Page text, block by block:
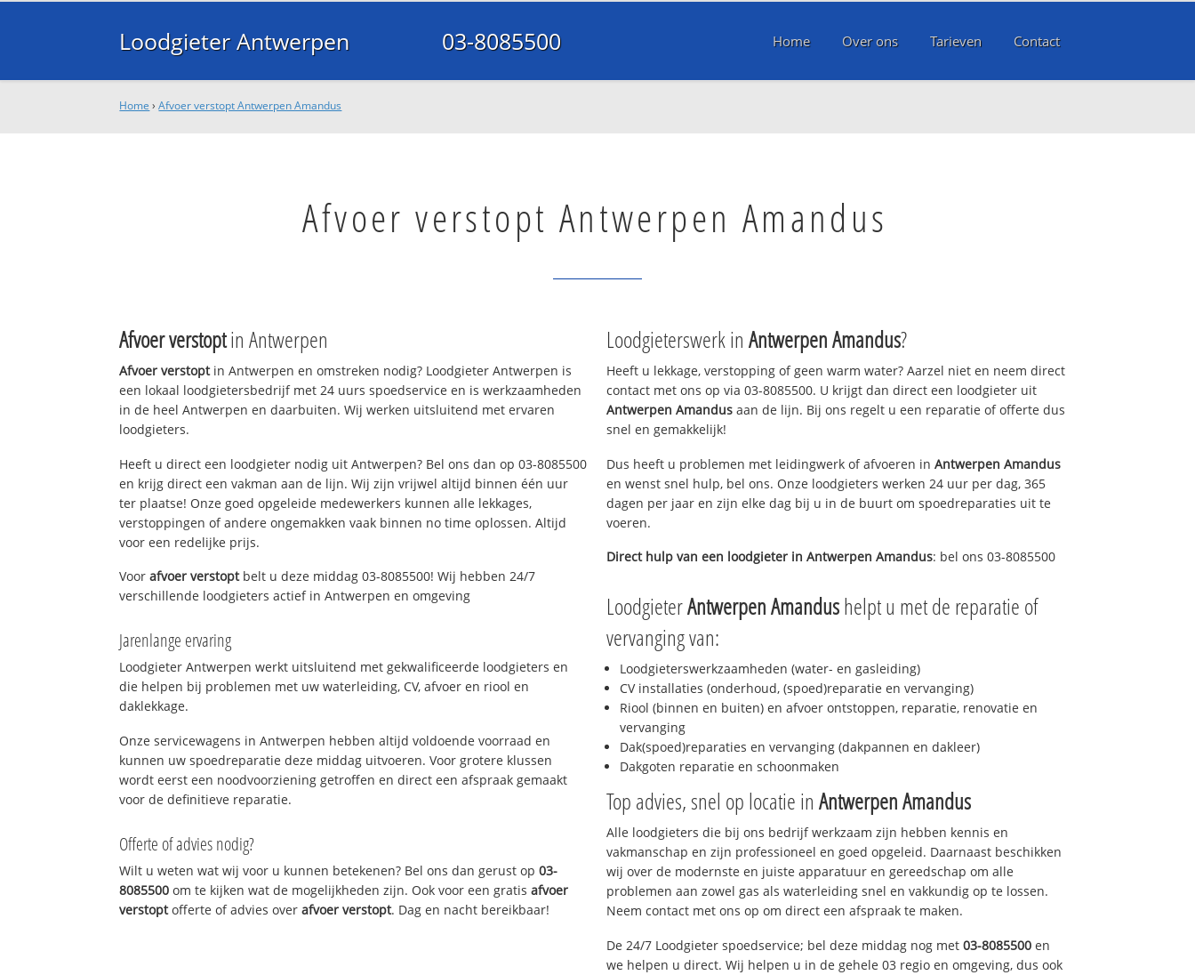
Loodgieter Antwerpen 03-8085500 Home Over ons Tarieven Contact
Home ›Afvoer verstopt Antwerpen Amandus
Afvoer verstopt Antwerpen Amandus
Afvoer verstoptin Antwerpen
Afvoer verstoptin Antwerpen en omstreken nodig? Loodgieter Antwerpen is
een lokaal loodgietersbedrijf met 24 uurs spoedservice en is werkzaamheden
in de heel Antwerpen en daarbuiten. Wij werken uitsluitend met ervaren
loodgieters.
Heeft u direct een loodgieter nodig uit Antwerpen? Bel ons dan op 03-8085500
en krijg direct een vakman aan de lijn. Wij zijn vrijwel altijd binnen één uur
ter plaatse! Onze goed opgeleide medewerkers kunnen alle lekkages,
verstoppingen of andere ongemakken vaak binnen no time oplossen. Altijd
voor een redelijke prijs.
Voorafvoer verstoptbelt u deze middag 03-8085500! Wij hebben 24/7
verschillende loodgieters actief in Antwerpen en omgeving
Jarenlange ervaring
Loodgieter Antwerpen werkt uitsluitend met gekwalificeerde loodgieters en
die helpen bij problemen met uw waterleiding, CV, afvoer en riool en
daklekkage.
Onze servicewagens in Antwerpen hebben altijd voldoende voorraad en
kunnen uw spoedreparatie deze middag uitvoeren. Voor grotere klussen
wordt eerst een noodvoorziening getroffen en direct een afspraak gemaakt
voor de definitieve reparatie.
Offerte of advies nodig?
Wilt u weten wat wij voor u kunnen betekenen? Bel ons dan gerust op03-
8085500 om te kijken wat de mogelijkheden zijn. Ook voor een gratisafvoer
verstoptofferte of advies overafvoer verstopt. Dag en nacht bereikbaar!
Loodgieterswerk in Antwerpen Amandus?
Heeft u lekkage, verstopping of geen warm water? Aarzel niet en neem direct
contact met ons op via 03-8085500. U krijgt dan direct een loodgieter uit
Antwerpen Amandus aan de lijn. Bij ons regelt u een reparatie of offerte dus
snel en gemakkelijk!
Dus heeft u problemen met leidingwerk of afvoeren in Antwerpen Amandus
en wenst snel hulp, bel ons. Onze loodgieters werken 24 uur per dag, 365
dagen per jaar en zijn elke dag bij u in de buurt om spoedreparaties uit te
voeren.
Direct hulp van een loodgieter in Antwerpen Amandus: bel ons 03-8085500
LoodgieterAntwerpen Amandushelpt u met de reparatie of
vervanging van:
Loodgieterswerkzaamheden (water- en gasleiding)
CV installaties (onderhoud, (spoed)reparatie en vervanging)
Riool (binnen en buiten) en afvoer ontstoppen, reparatie, renovatie en
vervanging
Dak(spoed)reparaties en vervanging (dakpannen en dakleer)
Dakgoten reparatie en schoonmaken
Top advies, snel op locatie in Antwerpen Amandus
Alle loodgieters die bij ons bedrijf werkzaam zijn hebben kennis en
vakmanschap en zijn professioneel en goed opgeleid. Daarnaast beschikken
wij over de modernste en juiste apparatuur en gereedschap om alle
problemen aan zowel gas als waterleiding snel en vakkundig op te lossen.
Neem contact met ons op om direct een afspraak te maken.
De 24/7 Loodgieter spoedservice; bel deze middag nog met 03-8085500 en
we helpen u direct. Wij helpen u in de gehele 03 regio en omgeving, dus ook